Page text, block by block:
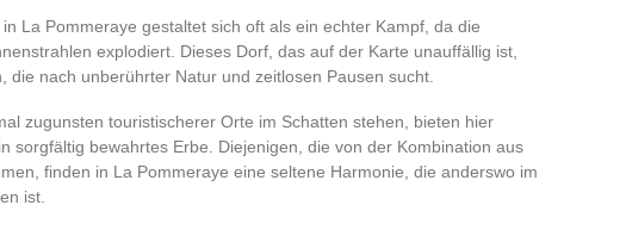
La Pommeraye gestaltet sich oft als ein echter Kampf, da die
explodiert. Dieses Dorf, das auf der Karte unauffällig ist,
die nach unberührter Natur und zeitlosen Pausen sucht.
zugunsten touristischerer Orte im Schatten stehen, bieten hier
sorgfältig bewahrtes Erbe. Diejenigen, die von der Kombination aus
finden in La Pommeraye eine seltene Harmonie, die anderswo im
ist.